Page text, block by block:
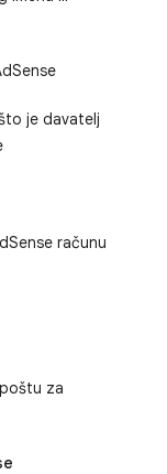
je davatelj
računu
za